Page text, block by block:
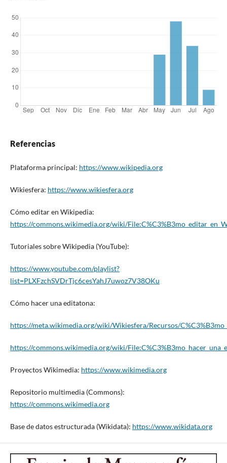
Referencias
Plataforma principal: https://www.wikipedia.org
Wikiesfera: https://www.wikiesfera.org
Cómo editar en Wikipedia:
https://commons.wikimedia.org/wiki/
Tutoriales sobre Wikipedia (YouTube):
https://www.youtube.com/playlist?
list=PLXFzchSVDrTjc6cesYahJ7uwoz7V38OKu
Cómo hacer una editatona:
https://meta.wikimedia.org/wiki/Wikiesfera/Recursos/
https://commons.wikimedia.org/wiki/
Proyectos Wikimedia: https://www.wikimedia.org
Repositorio multimedia (Commons):
https://commons.wikimedia.org
Base de datos estructurada (Wikidata): https://www.wikidata.org